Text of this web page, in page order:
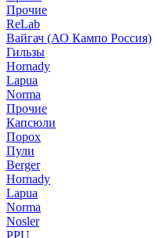
Прочие
ReLab
Вайгач (АО Кампо Россия)
Гильзы
Hornady
Lapua
Norma
Прочие
Капсюли
Порох
Пули
Berger
Hornady
Lapua
Norma
Nosler
PPU